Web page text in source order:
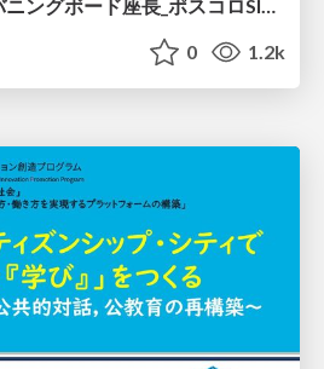
01_篠原弘道_SIPガバニングボード座長_ポスコロSIPへの期待.pdf
0 1.2k